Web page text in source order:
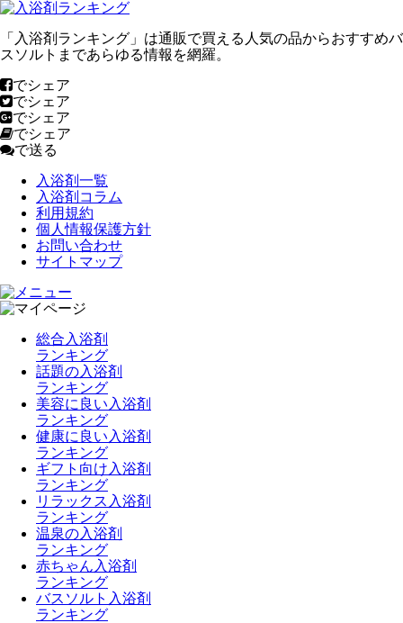
「入浴剤ランキング」は通販で買える人気の品からおすすめバ
スソルトまであらゆる情報を網羅。
でシェア
でシェア
でシェア
でシェア
で送る
入浴剤一覧
入浴剤コラム
利用規約
個人情報保護方針
お問い合わせ
サイトマップ
総合入浴剤
ランキング
話題の入浴剤
ランキング
美容に良い入浴剤
ランキング
健康に良い入浴剤
ランキング
ギフト向け入浴剤
ランキング
リラックス入浴剤
ランキング
温泉の入浴剤
ランキング
赤ちゃん入浴剤
ランキング
バスソルト入浴剤
ランキング